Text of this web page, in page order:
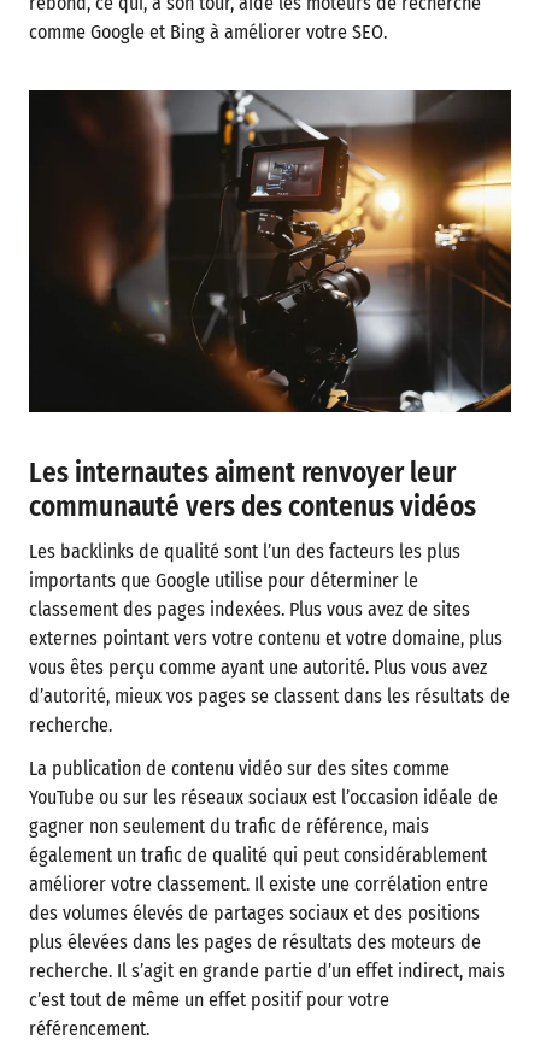
comme Google et Bing à améliorer votre SEO.
Les internautes aiment renvoyer leur
communauté vers des contenus vidéos
Les backlinks de qualité sont l’un des facteurs les plus
importants que Google utilise pour déterminer le
classement des pages indexées. Plus vous avez de sites
externes pointant vers votre contenu et votre domaine, plus
vous êtes perçu comme ayant une autorité. Plus vous avez
d’autorité, mieux vos pages se classent dans les résultats de
recherche.
La publication de contenu vidéo sur des sites comme
YouTube ou sur les réseaux sociaux est l’occasion idéale de
gagner non seulement du trafic de référence, mais
également un trafic de qualité qui peut considérablement
améliorer votre classement. Il existe une corrélation entre
des volumes élevés de partages sociaux et des positions
plus élevées dans les pages de résultats des moteurs de
recherche. Il s’agit en grande partie d’un effet indirect, mais
c’est tout de même un effet positif pour votre
référencement.